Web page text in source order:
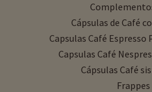
Cápsulas de Café
Capsulas Café
Capsulas Café
Cápsulas Café
Frappes